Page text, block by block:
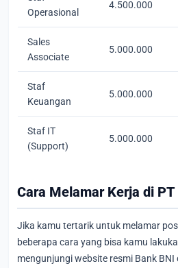
Operasional
4.500.000
Sales
Associate
5.000.000
Staf
Keuangan
5.000.000
Staf IT
(Support)
5.000.000
Cara Melamar Kerja di PT
Jika kamu tertarik untuk melamar
beberapa cara yang bisa kamu
mengunjungi website resmi Bank BNI